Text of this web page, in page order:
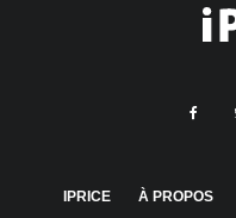
IPRICE À PROPOS